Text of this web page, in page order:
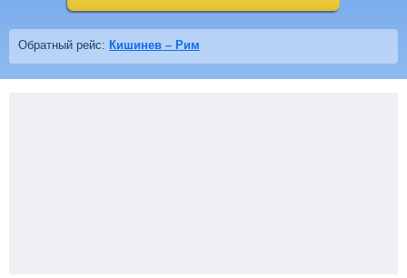
Обратный рейс: Кишинев – Рим